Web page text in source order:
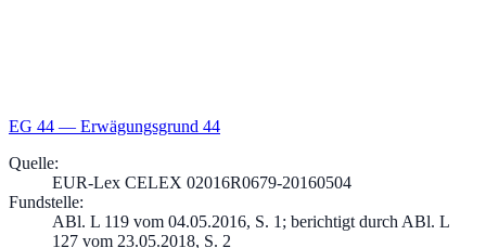
EG 44 — Erwägungsgrund 44
Quelle:
EUR-Lex CELEX 02016R0679-20160504
Fundstelle:
ABl. L 119 vom 04.05.2016, S. 1; berichtigt durch ABl. L
127 vom 23.05.2018, S. 2